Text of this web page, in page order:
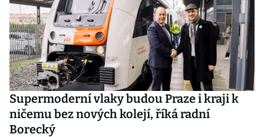
Supermoderní vlaky budou Praze i kraji k
ničemu bez nových kolejí, říká radní
Borecký